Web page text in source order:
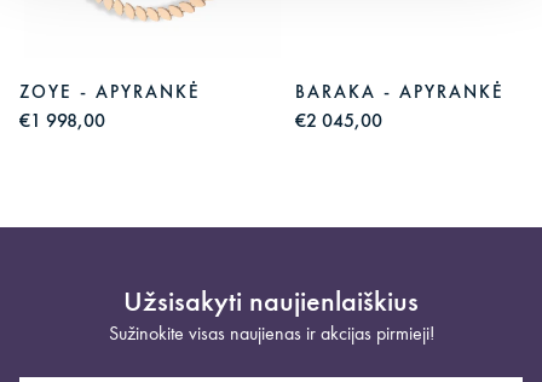
ZOYE - APYRANKĖ
€1 998,00
BARAKA - APYRANKĖ
€2 045,00
Užsisakyti naujienlaiškius
Sužinokite visas naujienas ir akcijas pirmieji!